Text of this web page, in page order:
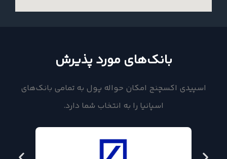
بانک‌های مورد پذیرش
اسپیدی اکسچنج امکان حواله پول به تمامی بانک‌های
اسپانیا را به انتخاب شما دارد.